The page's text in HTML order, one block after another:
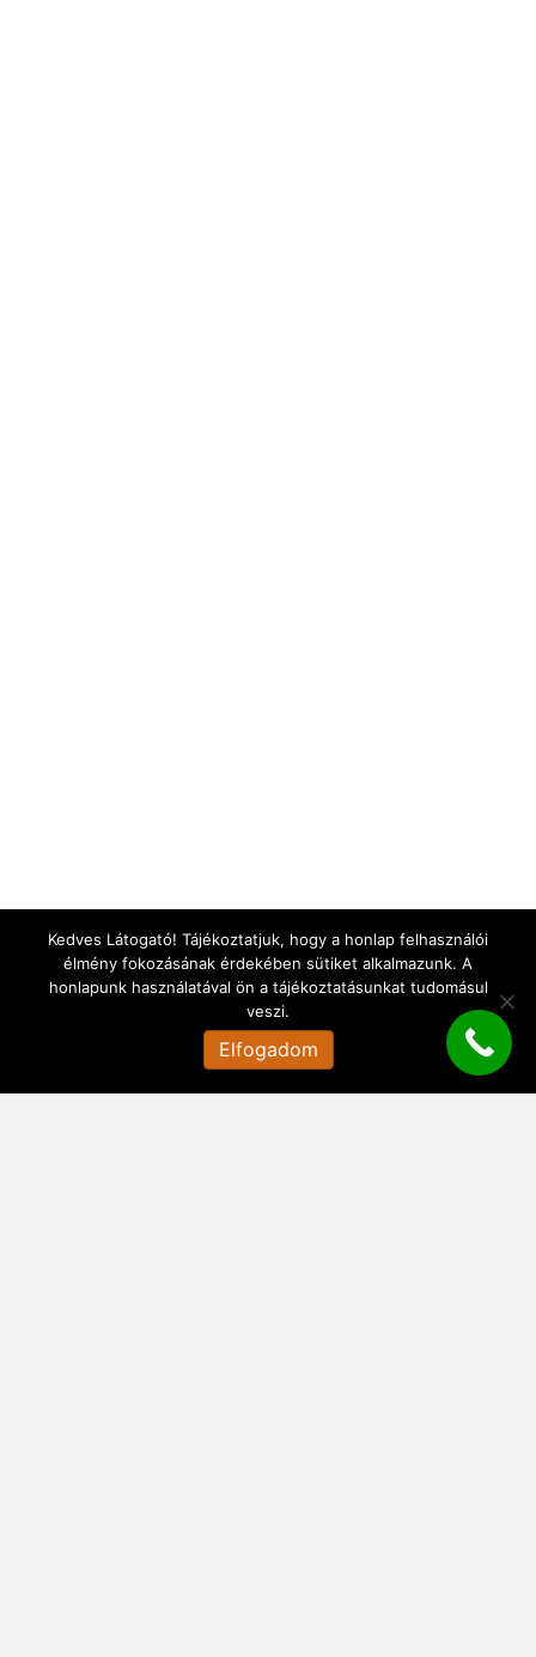
Kedves Látogató! Tájékoztatjuk, hogy a honlap felhasználói
élmény fokozásának érdekében sütiket alkalmazunk. A
honlapunk használatával ön a tájékoztatásunkat tudomásul
veszi.
Elfogadom